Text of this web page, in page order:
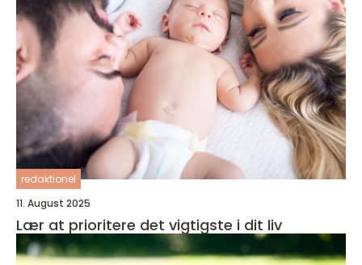
redaktionel
11. August 2025
Lær at prioritere det vigtigste i dit liv